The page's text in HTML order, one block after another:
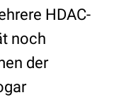
HDAC-
noch
der